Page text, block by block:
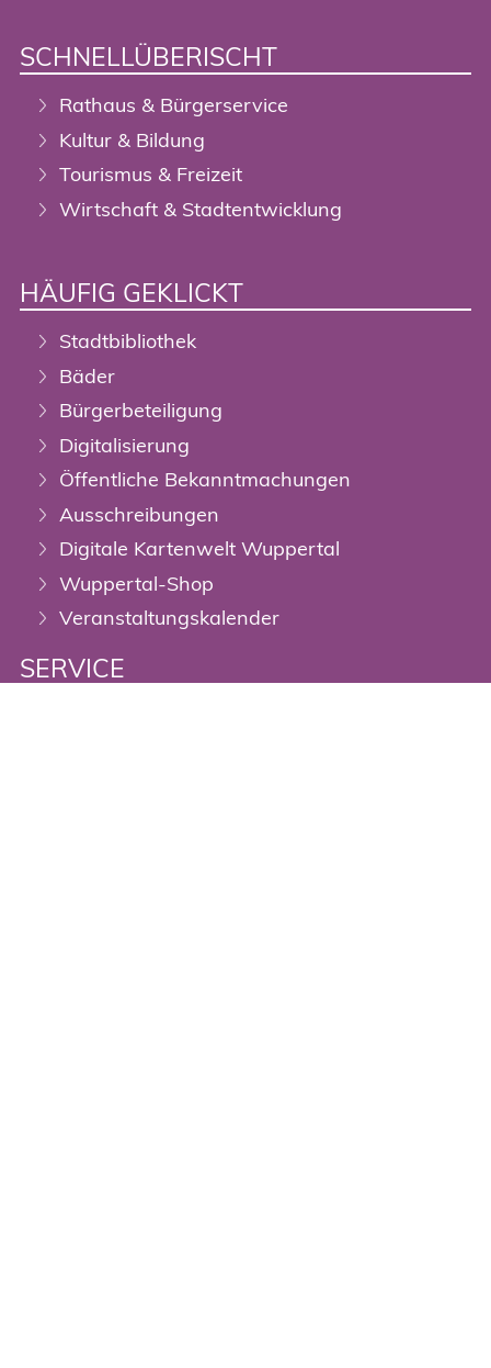
SCHNELLÜBERISCHT
Rathaus & Bürgerservice
Kultur & Bildung
Tourismus & Freizeit
Wirtschaft & Stadtentwicklung
HÄUFIG GEKLICKT
Stadtbibliothek
Bäder
Bürgerbeteiligung
Digitalisierung
Öffentliche Bekanntmachungen
Ausschreibungen
Digitale Kartenwelt Wuppertal
Wuppertal-Shop
Veranstaltungskalender
SERVICE